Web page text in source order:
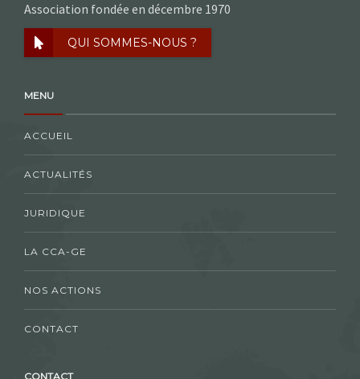
Association fondée en décembre 1970
QUI SOMMES-NOUS ?
MENU
ACCUEIL
ACTUALITÉS
JURIDIQUE
LA CCA-GE
NOS ACTIONS
CONTACT
CONTACT